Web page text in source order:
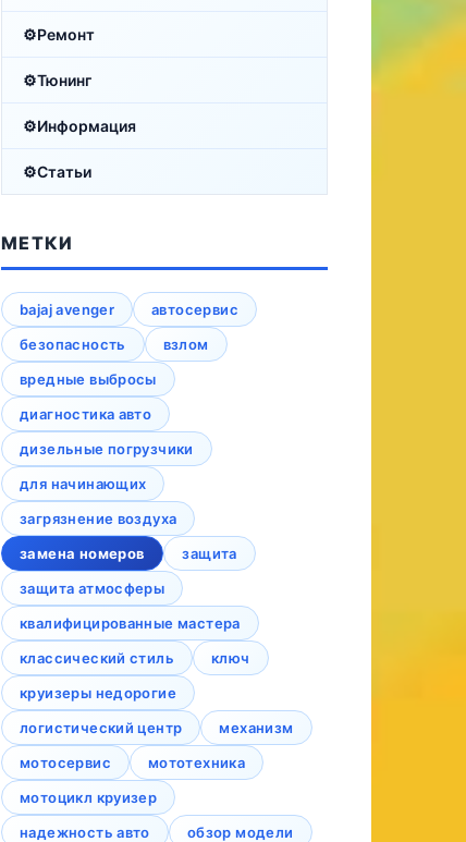
Ремонт
Тюнинг
Информация
Статьи
МЕТКИ
bajaj avenger
автосервис
безопасность
взлом
вредные выбросы
диагностика авто
дизельные погрузчики
для начинающих
загрязнение воздуха
замена номеров
защита
защита атмосферы
квалифицированные мастера
классический стиль
ключ
круизеры недорогие
логистический центр
механизм
мотосервис
мототехника
мотоцикл круизер
надежность авто
обзор модели